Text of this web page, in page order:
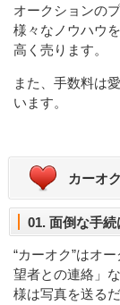
オークションの
様々なノウハウ
高く売ります。
また、手数料は
います。
カーオ
01. 面倒な手
“カーオク”はオ
望者との連絡」
様は写真を送る